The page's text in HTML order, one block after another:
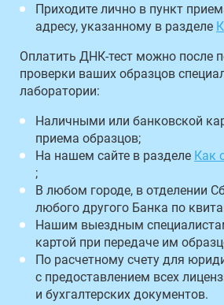
Приходите лично в пункт
адресу, указанному в разделе
Оплатить ДНК-тест можно после
проверки ваших образцов
лаборатории:
Наличными или банковской
приема образцов;
На нашем сайте в разделе Как
;
В любом городе, в отделении
любого другого Банка по
Нашим выездным
картой при передаче им
По расчетному счету для
с предоставлением всех
и бухгалтерских документов.